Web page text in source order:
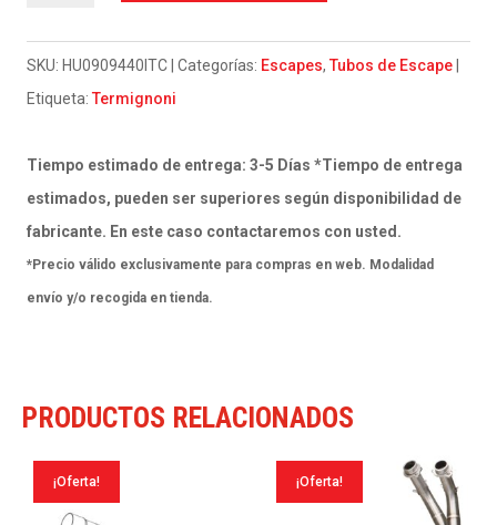
KTM
125
Husqvarna
TE
125
2017-
18
SKU:HU0909440ITC Categorías: Escapes,Tubos de Escape
Etiqueta:Termignoni
Tiempo estimado de entrega: 3-5 Días *Tiempo de entrega
estimados, pueden ser superiores según disponibilidad de
fabricante. En este caso contactaremos con usted.
*Precio válido exclusivamente para compras en web. Modalidad
envío y/o recogida en tienda.
PRODUCTOS RELACIONADOS
¡Oferta! ¡Oferta!